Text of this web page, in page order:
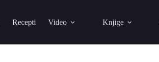
Recepti Video Knjige